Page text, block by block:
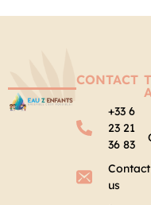
CONTACT
+33 6
23 21
36 83
Contact
us